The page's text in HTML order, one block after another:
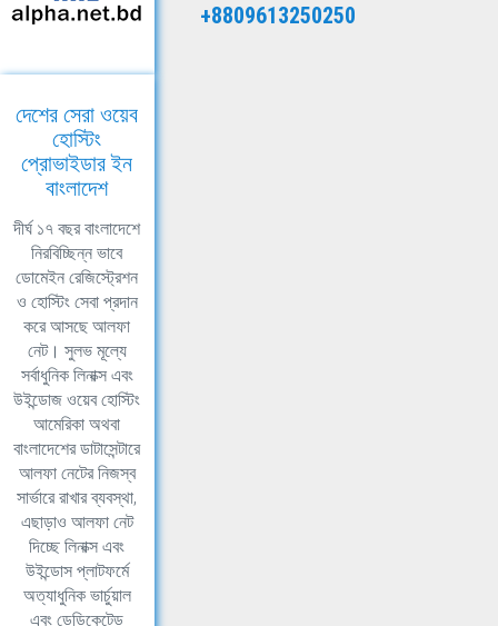
+8809613250250
দেশের সেরা ওয়েব
হোস্টিং
প্রোভাইডার ইন
বাংলাদেশ
দীর্ঘ ১৭ বছর বাংলাদেশে
নিরবিচ্ছিন্ন ভাবে
ডোমেইন রেজিস্ট্রেশন
ও হোস্টিং সেবা প্রদান
করে আসছে আলফা
নেট। সুলভ মূল্যে
সর্বাধুনিক লিনাক্স এবং
উইন্ডোজ ওয়েব হোস্টিং
আমেরিকা অথবা
বাংলাদেশের ডাটাসেন্টারে
আলফা নেটের নিজস্ব
সার্ভারে রাখার ব্যবস্থা,
এছাড়াও আলফা নেট
দিচ্ছে লিনাক্স এবং
উইন্ডোস প্লাটফর্মে
অত্যাধুনিক ভার্চুয়াল
এবং ডেডিকেটেড